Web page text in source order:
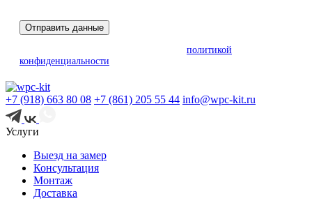
Отправить данные
политикой
конфиденциальности
+7 (918) 663 80 08 +7 (861) 205 55 44 info@wpc-kit.ru
Услуги
Выезд на замер
Консультация
Монтаж
Доставка